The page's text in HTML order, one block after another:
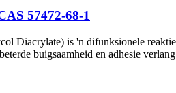
57472-68-1
Diacrylate) is 'n difunksionele
buigsaamheid en adhesie